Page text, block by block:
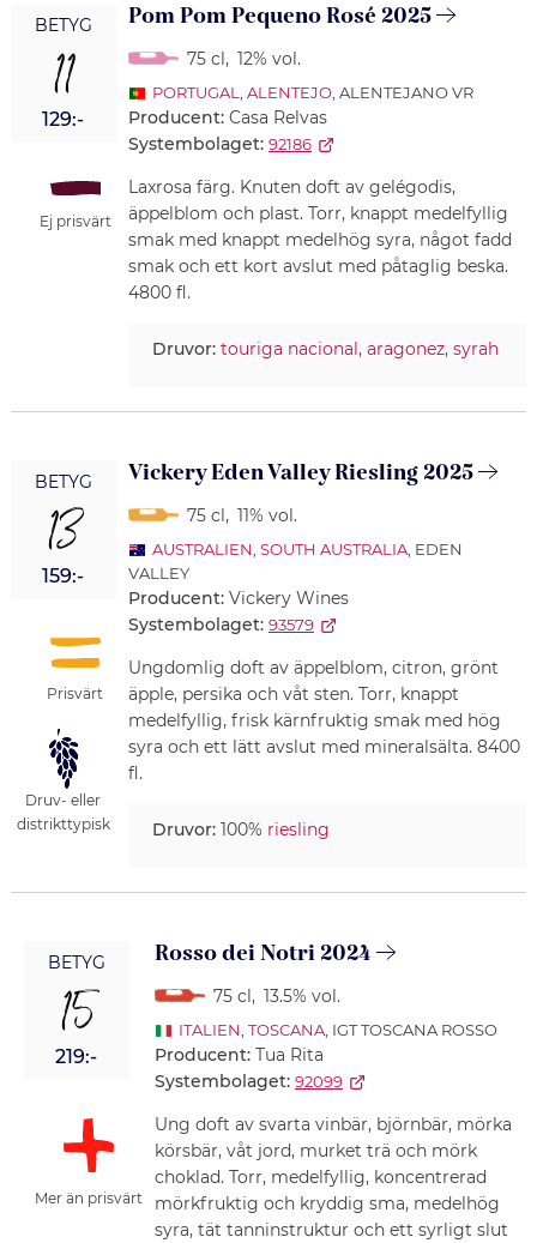
BETYG
11
129:-
Ej prisvärt
Pom Pom Pequeno Rosé 2025
75 cl , 12% vol.
PORTUGAL, ALENTEJO, ALENTEJANO VR
Producent: Casa Relvas
Systembolaget: 92186
Laxrosa färg. Knuten doft av gelégodis,
äppelblom och plast. Torr, knappt medelfyllig
smak med knappt medelhög syra, något fadd
smak och ett kort avslut med påtaglig beska.
4800 fl.
Druvor: touriga nacional , aragonez, syrah
BETYG
13
159:-
Prisvärt
Druv- eller
distrikttypisk
Vickery Eden Valley Riesling 2025
75 cl , 11% vol.
AUSTRALIEN, SOUTH AUSTRALIA, EDEN
VALLEY
Producent: Vickery Wines
Systembolaget: 93579
Ungdomlig doft av äppelblom, citron, grönt
äpple, persika och våt sten. Torr, knappt
medelfyllig, frisk kärnfruktig smak med hög
syra och ett lätt avslut med mineralsälta. 8400
fl.
Druvor:100% riesling
BETYG
15
219:-
Mer än prisvärt
Rosso dei Notri 2024
75 cl , 13.5% vol.
ITALIEN, TOSCANA, IGT TOSCANA ROSSO
Producent: Tua Rita
Systembolaget: 92099
Ung doft av svarta vinbär, björnbär, mörka
körsbär, våt jord, murket trä och mörk
choklad. Torr, medelfyllig, koncentrerad
mörkfruktig och kryddig sma, medelhög
syra, tät tanninstruktur och ett syrligt slut